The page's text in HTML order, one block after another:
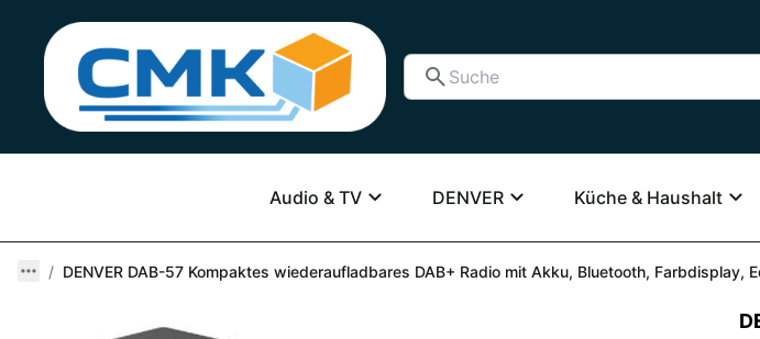
Audio & TV DENVER Küche & Haushalt
DENVER DAB-57 Kompaktes wiederaufladbares DAB+ Radio mit Akku, Bluetooth, Farbdisplay,